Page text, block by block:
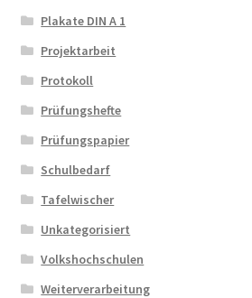
Plakate DIN A 1
Projektarbeit
Protokoll
Prüfungshefte
Prüfungspapier
Schulbedarf
Tafelwischer
Unkategorisiert
Volkshochschulen
Weiterverarbeitung